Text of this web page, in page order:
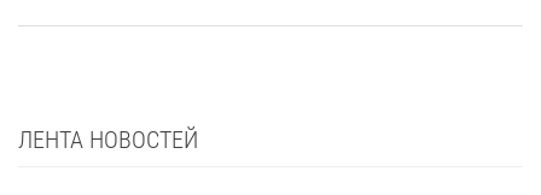
ЛЕНТА НОВОСТЕЙ